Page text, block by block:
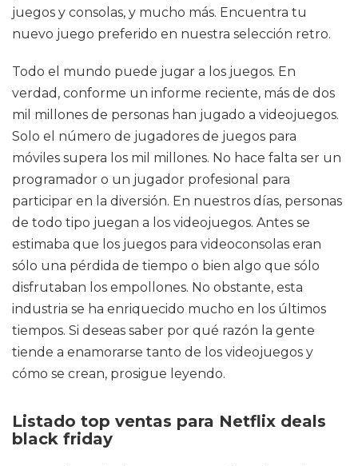
juegos y consolas, y mucho más. Encuentra tu
nuevo juego preferido en nuestra selección retro.
Todo el mundo puede jugar a los juegos. En
verdad, conforme un informe reciente, más de dos
mil millones de personas han jugado a videojuegos.
Solo el número de jugadores de juegos para
móviles supera los mil millones. No hace falta ser un
programador o un jugador profesional para
participar en la diversión. En nuestros días, personas
de todo tipo juegan a los videojuegos. Antes se
estimaba que los juegos para videoconsolas eran
sólo una pérdida de tiempo o bien algo que sólo
disfrutaban los empollones. No obstante, esta
industria se ha enriquecido mucho en los últimos
tiempos. Si deseas saber por qué razón la gente
tiende a enamorarse tanto de los videojuegos y
cómo se crean, prosigue leyendo.
Listado top ventas para Netflix deals
black friday